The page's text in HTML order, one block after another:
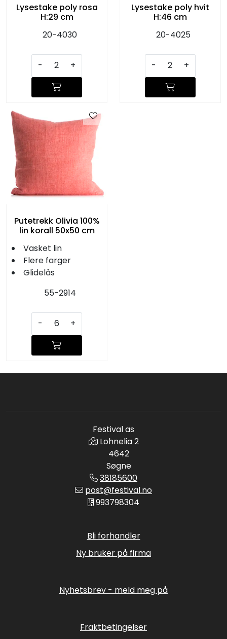
Lysestake poly rosa
H:29 cm
20-4030
- +
Lysestake poly hvit
H:46 cm
20-4025
- +
Putetrekk Olivia 100%
lin korall 50x50 cm
Vasket lin
Flere farger
Glidelås
55-2914
- +
Festival as
Lohnelia 2
4642
Søgne
38185600
post@festival.no
993798304
Bli forhandler
Ny bruker på firma
Nyhetsbrev - meld meg på
Fraktbetingelser